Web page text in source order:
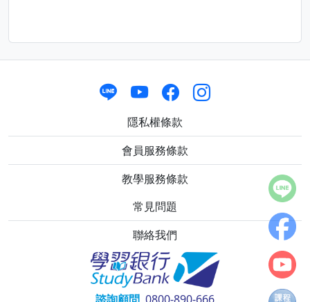
隱私權條款
會員服務條款
教學服務條款
常見問題
聯絡我們